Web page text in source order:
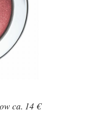
ca. 14 €